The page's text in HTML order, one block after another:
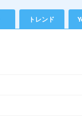
トレンド